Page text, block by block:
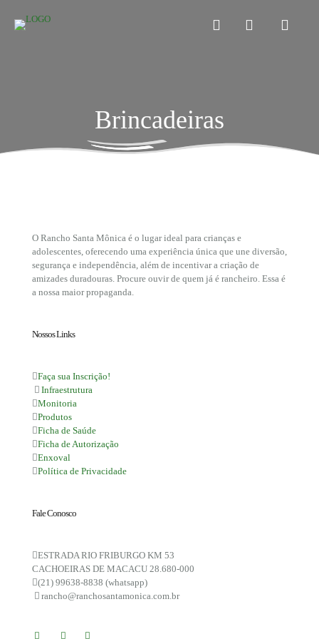
Brincadeiras
O Rancho Santa Mônica é o lugar ideal para crianças e
adolescentes, oferecendo uma experiência única que une diversão,
segurança e independência, além de incentivar a criação de
amizades duradouras. Procure ouvir de quem já é rancheiro. Essa é
a nossa maior propaganda.
Nossos Links
Faça sua Inscrição!
Infraestrutura
Monitoria
Produtos
Ficha de Saúde
Ficha de Autorização
Enxoval
Política de Privacidade
Fale Conosco
ESTRADA RIO FRIBURGO KM 53
CACHOEIRAS DE MACACU 28.680-000
(21) 99638-8838 (whatsapp)
rancho@ranchosantamonica.com.br